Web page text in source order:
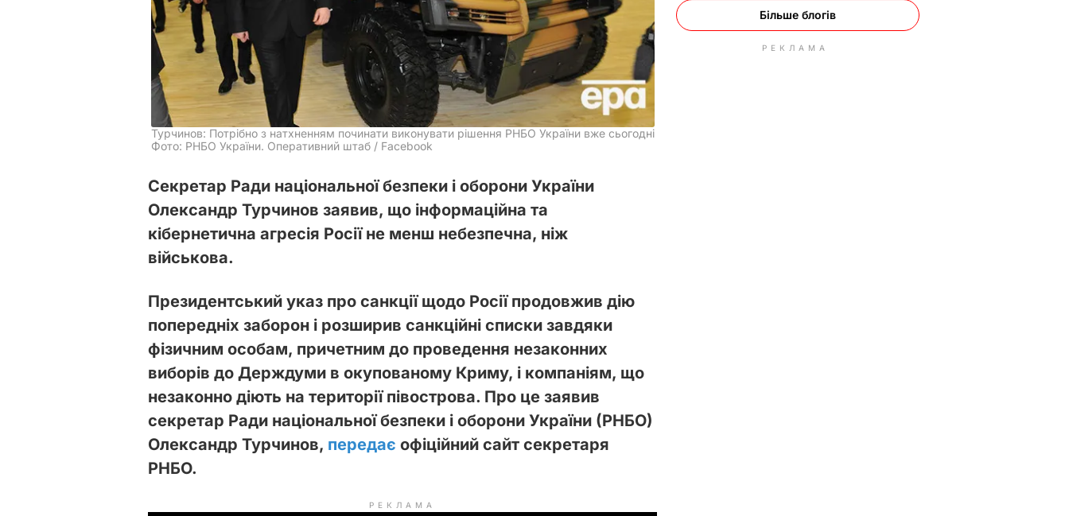
Турчинов: Потрібно з натхненням починати виконувати рішення РНБО України вже сьогодні
Фото: РНБО України. Оперативний штаб / Facebook
Секретар Ради національної безпеки і оборони України
Олександр Турчинов заявив, що інформаційна та
кібернетична агресія Росії не менш небезпечна, ніж
військова.
Президентський указ про санкції щодо Росії продовжив дію
попередніх заборон і розширив санкційні списки завдяки
фізичним особам, причетним до проведення незаконних
виборів до Держдуми в окупованому Криму, і компаніям, що
незаконно діють на території півострова. Про це заявив
секретар Ради національної безпеки і оборони України (РНБО)
Олександр Турчинов, передає офіційний сайт секретаря
РНБО.
РЕКЛАМА
Більше блогів
РЕКЛАМА